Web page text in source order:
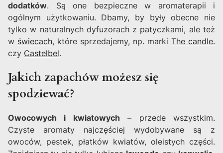
dodatków. Są one bezpieczne w aromaterapii i
ogólnym użytkowaniu. Dbamy, by były obecne nie
tylko w naturalnych dyfuzorach z patyczkami, ale też
w świecach, które sprzedajemy, np. marki The candle.
czy Castelbel.
Jakich zapachów możesz się
spodziewać?
Owocowych i kwiatowych – przede wszystkim.
Czyste aromaty najczęściej wydobywane są z
owoców, pestek, płatków kwiatów, oleistych części.